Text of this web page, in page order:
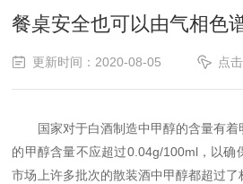
餐桌安全也可以由气相色
更新时间：2020-08-05 点
国家对于白酒制造中甲醇的含量有着
的甲醇含量不应超过0.04g/100ml，以确
市场上许多批次的散装酒中甲醇都超过了